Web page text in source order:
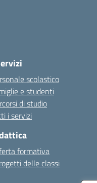
scolastico
e studenti
di studio
i servizi
formativa
delle classi